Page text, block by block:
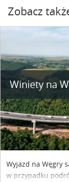
Zobacz
Winiety na
Wyjazd na Węgry
w przypadku